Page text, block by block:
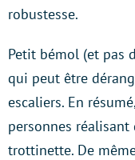
robustesse.
Petit bémol (et pas
qui peut être
escaliers. En
personnes
trottinette. De